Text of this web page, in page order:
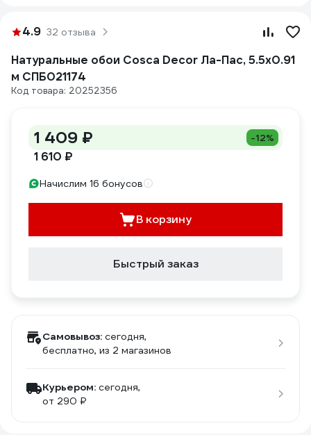
4.9 32 отзыва
Натуральные обои Cosca Decor Ла-Пас, 5.5x0.91
м СПБ021174
Код товара: 20252356
1 409 ₽ -12%
1 610 ₽
Начислим 16 бонусов
В корзину
Быстрый заказ
Самовывоз: сегодня,
бесплатно, из 2 магазинов
Курьером: сегодня,
от 290 ₽